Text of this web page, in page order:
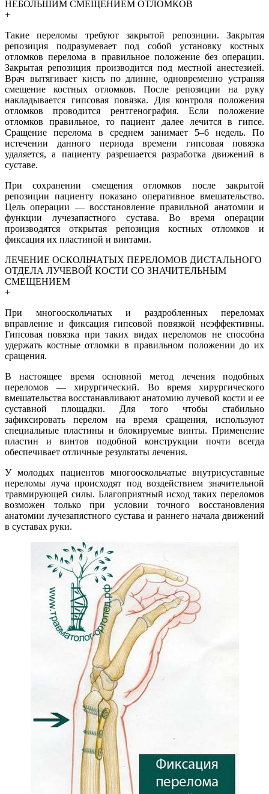
НЕБОЛЬШИМ СМЕЩЕНИЕМ ОТЛОМКОВ
+
Такие переломы требуют закрытой репозиции. Закрытая
репозиция подразумевает под собой установку костных
отломков перелома в правильное положение без операции.
Закрытая репозиция производится под местной анестезией.
Врач вытягивает кисть по длинне, одновременно устраняя
смещение костных отломков. После репозиции на руку
накладывается гипсовая повязка. Для контроля положения
отломков проводится рентгенография. Если положение
отломков правильное, то пациент далее лечится в гипсе.
Сращение перелома в среднем занимает 5–6 недель. По
истечении данного периода времени гипсовая повязка
удаляется, а пациенту разрешается разработка движений в
суставе.
При сохранении смещения отломков после закрытой
репозиции пациенту показано оперативное вмешательство.
Цель операции — восстановление правильной анатомии и
функции лучезапястного сустава. Во время операции
производятся открытая репозиция костных отломков и
фиксация их пластиной и винтами.
ЛЕЧЕНИЕ ОСКОЛЬЧАТЫХ ПЕРЕЛОМОВ ДИСТАЛЬНОГО
ОТДЕЛА ЛУЧЕВОЙ КОСТИ СО ЗНАЧИТЕЛЬНЫМ
СМЕЩЕНИЕМ
+
При многооскольчатых и раздробленных переломах
вправление и фиксация гипсовой повязкой неэффективны.
Гипсовая повязка при таких видах переломов не способна
удержать костные отломки в правильном положении до их
сращения.
В настоящее время основной метод лечения подобных
переломов — хирургический. Во время хирургического
вмешательства восстанавливают анатомию лучевой кости и ее
суставной площадки. Для того чтобы стабильно
зафиксировать перелом на время сращения, используют
специальные пластины и блокируемые винты. Применение
пластин и винтов подобной конструкции почти всегда
обеспечивает отличные результаты лечения.
У молодых пациентов многооскольчатые внутрисуставные
переломы луча происходят под воздействием значительной
травмирующей силы. Благоприятный исход таких переломов
возможен только при условии точного восстановления
анатомии лучезапястного сустава и раннего начала движений
в суставах руки.